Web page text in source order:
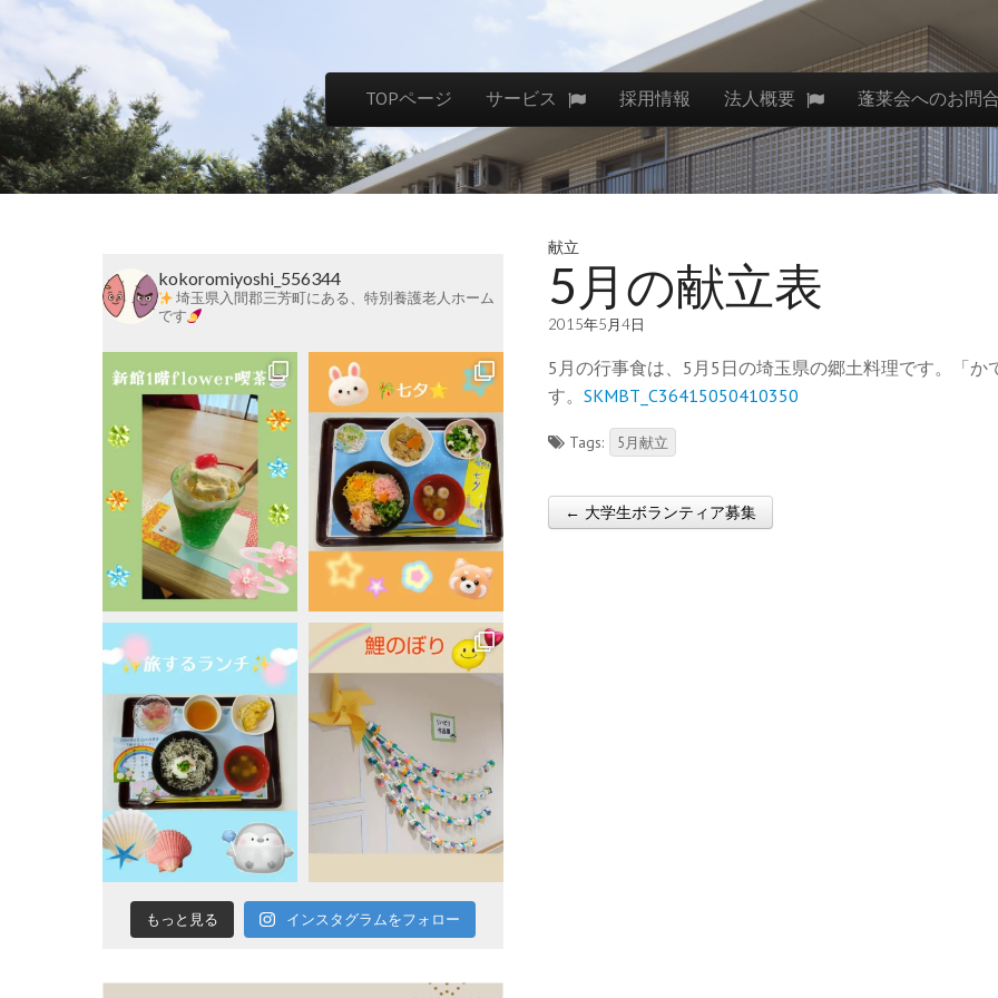
社
会
福
祉
法
人
蓬
莱
会
Main menu
TOPページ サービス 採用情報 法人概要 蓬莱会へのお問
献立
5月の献立表
2015年5月4日
5月の行事食は、5月5日の埼玉県の郷土料理です。「
す。SKMBT_C36415050410350
Tags: 5月献立
Post navigation
← 大学生ボランティア募集
kokoromiyoshi_556344
埼玉県入間郡三芳町にある、特別養護老人ホーム
です
もっと見る インスタグラムをフォロー